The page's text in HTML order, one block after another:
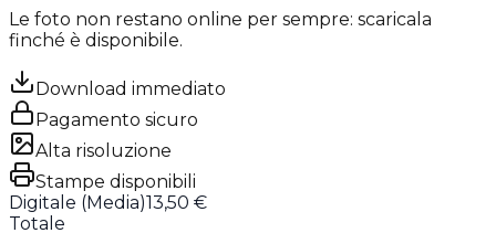
Le foto non restano online per sempre: scaricala
finché è disponibile.
Download immediato
Pagamento sicuro
Alta risoluzione
Stampe disponibili
Digitale (Media)13,50 €
Totale